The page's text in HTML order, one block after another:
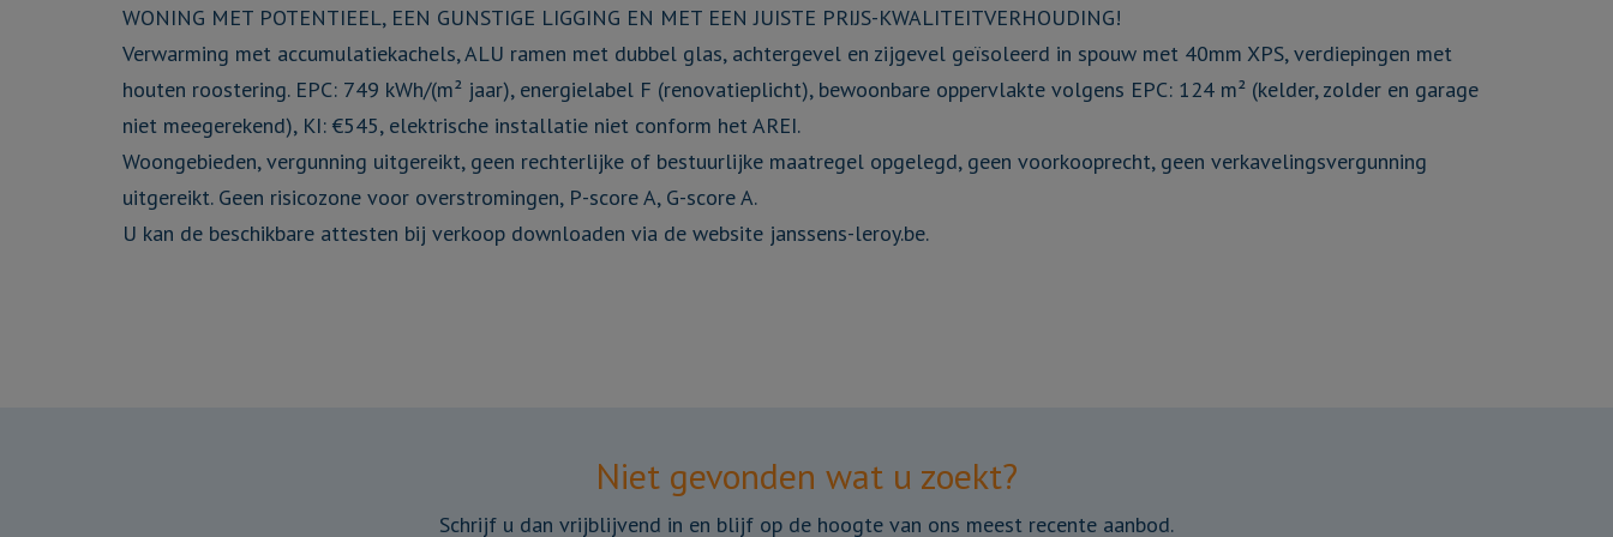
WONING MET POTENTIEEL, EEN GUNSTIGE LIGGING EN MET EEN JUISTE PRIJS-KWALITEITVERHOUDING!
Verwarming met accumulatiekachels, ALU ramen met dubbel glas, achtergevel en zijgevel geïsoleerd in spouw met 40mm XPS, verdiepingen met
houten roostering. EPC: 749 kWh/(m² jaar), energielabel F (renovatieplicht), bewoonbare oppervlakte volgens EPC: 124 m² (kelder, zolder en garage
niet meegerekend), KI: €545, elektrische installatie niet conform het AREI.
Woongebieden, vergunning uitgereikt, geen rechterlijke of bestuurlijke maatregel opgelegd, geen voorkooprecht, geen verkavelingsvergunning
uitgereikt. Geen risicozone voor overstromingen, P-score A, G-score A.
U kan de beschikbare attesten bij verkoop downloaden via de website janssens-leroy.be.
Niet gevonden wat u zoekt?
Schrijf u dan vrijblijvend in en blijf op de hoogte van ons meest recente aanbod.